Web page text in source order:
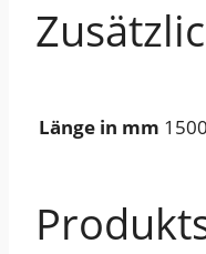
Länge in mm